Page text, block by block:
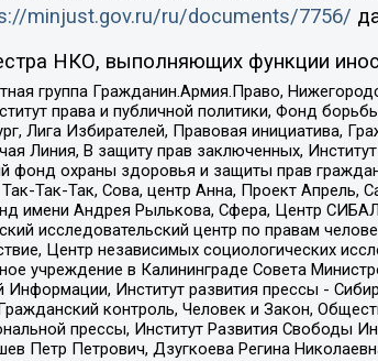
minjust.gov.ru/ru/documents/7756/
НКО, выполняющих функции
группа Гражданин.Армия.Право,
права и публичной политики, Фонд
Лига Избирателей, Правовая инициатива,
Линия, В защиту прав заключенных,
фонд охраны здоровья и защиты прав
Так-Так-Так, Сова, центр Анна, Проект
имени Андрея Рылькова, Сфера, Центр
исследовательский центр по правам
Центр независимых социологических
учреждение в Калининграде Совета
Институт развития прессы -
контроль, Человек и Закон,
прессы, Институт Развития Свободы
Петр Петрович, Дзугкоева Регина